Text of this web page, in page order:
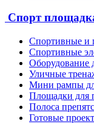
Спорт
Спортивные и
Спортивные
Оборудование
Уличные
Мини рампы
Площадки для
Полоса
Готовые